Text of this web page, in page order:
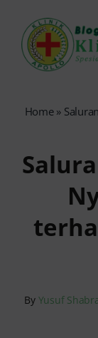
content
Reservasi Online
Search
Home»
By Yusuf